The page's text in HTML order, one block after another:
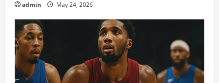
admin May 24, 2026